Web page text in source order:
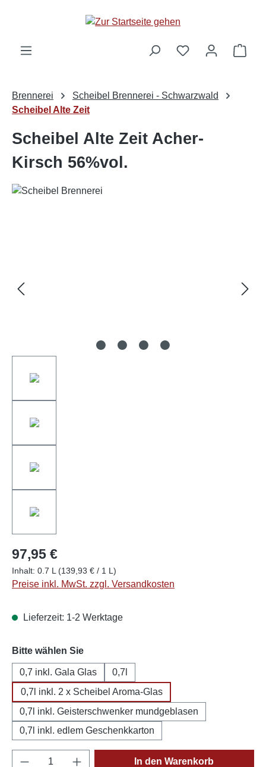
Brennerei
Scheibel Brennerei - Schwarzwald
Scheibel Alte Zeit
Scheibel Alte Zeit Acher-
Kirsch 56%vol.
97,95 €
Inhalt: 0.7 L (139,93 € / 1 L)
Preise inkl. MwSt. zzgl. Versandkosten
Lieferzeit: 1-2 Werktage
Bitte wählen Sieauswählen
0,7 inkl. Gala Glas
0,7l
0,7l inkl. 2 x Scheibel Aroma-Glas
0,7l inkl. Geisterschwenker mundgeblasen
0,7l inkl. edlem Geschenkkarton
Produkt Anzahl: Gib den gewünschten
In den Warenkorb